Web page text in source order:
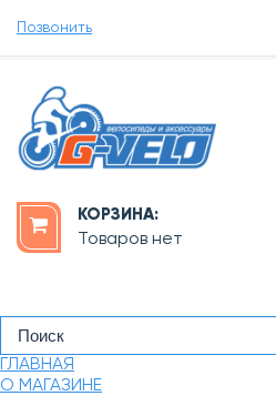
Позвонить
КОРЗИНА:
Товаров нет
ГЛАВНАЯ
О МАГАЗИНЕ